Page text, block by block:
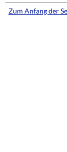
Zum Anfang der